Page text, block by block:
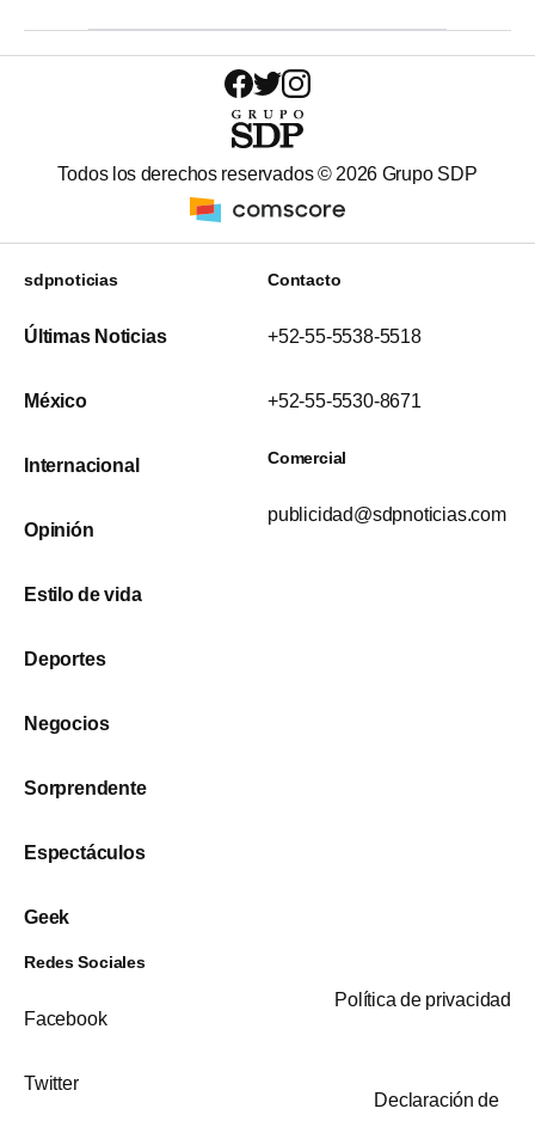
Todos los derechos reservados © 2026 Grupo SDP
sdpnoticias
Últimas Noticias
México
Internacional
Opinión
Estilo de vida
Deportes
Negocios
Sorprendente
Espectáculos
Geek
Contacto
+52-55-5538-5518
+52-55-5530-8671
Comercial
publicidad@sdpnoticias.com
Redes Sociales
Facebook
Twitter
Política de privacidad
Declaración de